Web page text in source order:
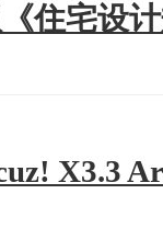
住宅设
X3.3